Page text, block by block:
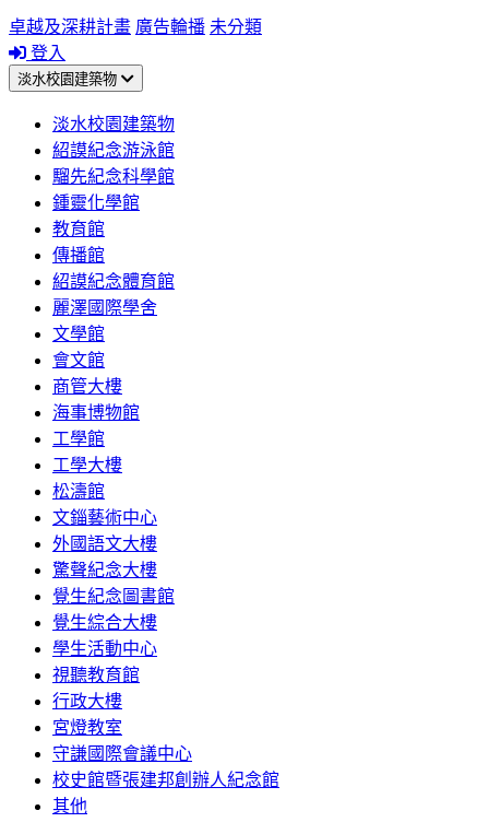
卓越及深耕計畫 廣告輪播 未分類
登入
淡水校園建築物
淡水校園建築物
紹謨紀念游泳館
騮先紀念科學館
鍾靈化學館
教育館
傳播館
紹謨紀念體育館
麗澤國際學舍
文學館
會文館
商管大樓
海事博物館
工學館
工學大樓
松濤館
文錙藝術中心
外國語文大樓
驚聲紀念大樓
覺生紀念圖書館
覺生綜合大樓
學生活動中心
視聽教育館
行政大樓
宮燈教室
守謙國際會議中心
校史館暨張建邦創辦人紀念館
其他